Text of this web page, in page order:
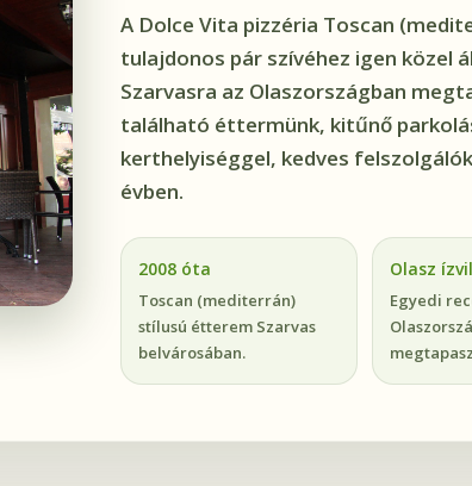
A Dolce Vita pizzéria Toscan
tulajdonos pár szívéhez igen közel
Szarvasra az Olaszországban
található éttermünk, kitűnő
kerthelyiséggel, kedves
évben.
2008 óta
Toscan (mediterrán)
stílusú étterem Szarvas
belvárosában.
Olasz
Egyedi